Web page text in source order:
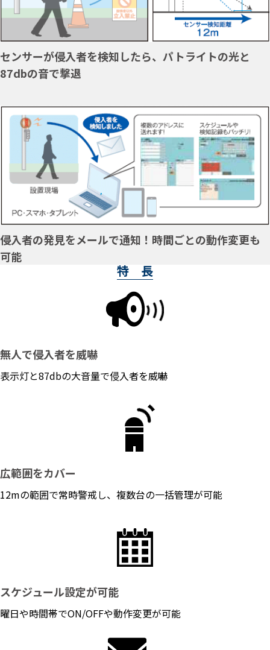
センサーが侵入者を検知したら、パトライトの光と
87dbの音で撃退
侵入者の発見をメールで通知！時間ごとの動作変更も
可能
特 長
無人で侵入者を威嚇
表⽰灯と87dbの大音量で侵入者を威嚇
広範囲をカバー
12mの範囲で常時警戒し、複数台の⼀括管理が可能
スケジュール設定が可能
曜日や時間帯でON/OFFや動作変更が可能